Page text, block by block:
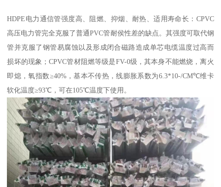
HDPE电力通信管强度高、阻燃、抑烟、耐热、适用寿命长：CPVC
高压电力管完全克服了普通PVC管耐侯性差的缺点。其强度可取代钢
管并克服了钢管易腐蚀以及形成闭合磁路造成单芯电缆温度过高而
损坏的现象；CPVC管材阻燃等级是FV-0级，其本身不能燃烧，离火
即熄，氧指数≥40%，基本不传热，线膨胀系数为6.3*10-/CM℃维卡
软化温度≥93℃，可在105℃温度下使用。